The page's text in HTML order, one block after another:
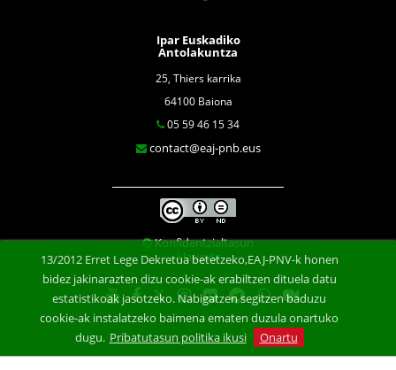
Ipar Euskadiko
Antolakuntza
25, Thiers karrika
64100 Baiona
05 59 46 15 34
contact@eaj-pnb.eus
Konfidentzialtasun
klausula
13/2012 Erret Lege Dekretua betetzeko,EAJ-PNV-k honen
bidez jakinarazten dizu cookie-ak erabiltzen dituela datu
estatistikoak jasotzeko. Nabigatzen segitzen baduzu
cookie-ak instalatzeko baimena ematen duzula onartuko
dugu. Pribatutasun politika ikusi Onartu